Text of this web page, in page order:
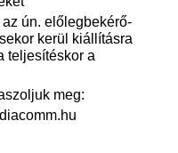
ún. előlegbekérő-
kerül kiállításra
teljesítéskor a
meg: